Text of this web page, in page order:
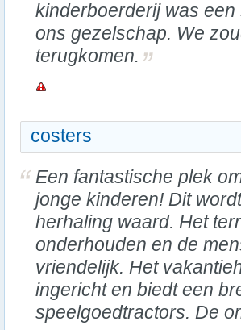
kinderboerderij was
ons gezelschap. We
terugkomen.
costers
Een fantastische plek
jonge kinderen! Dit
herhaling waard. Het
onderhouden en de
vriendelijk. Het
ingericht en biedt een
speelgoedtractors. De